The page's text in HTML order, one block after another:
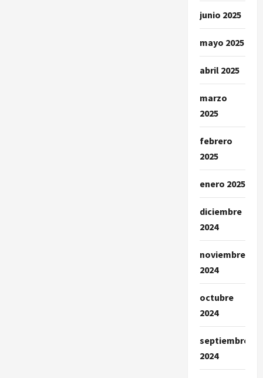
junio 2025
mayo 2025
abril 2025
marzo
2025
febrero
2025
enero 2025
diciembre
2024
noviembre
2024
octubre
2024
septiembre
2024